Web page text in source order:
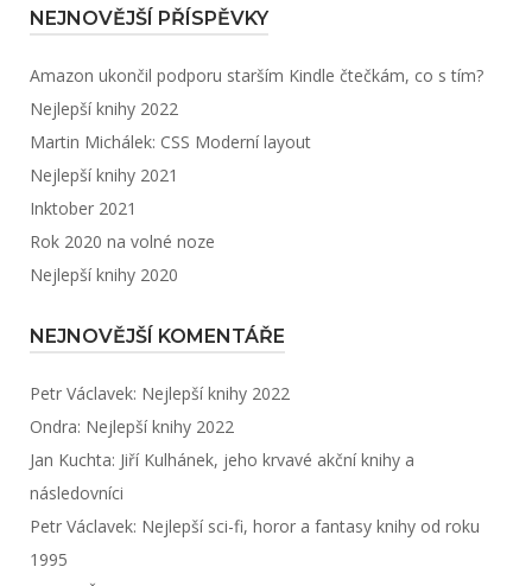
NEJNOVĚJŠÍ PŘÍSPĚVKY
Amazon ukončil podporu starším Kindle čtečkám, co s tím?
Nejlepší knihy 2022
Martin Michálek: CSS Moderní layout
Nejlepší knihy 2021
Inktober 2021
Rok 2020 na volné noze
Nejlepší knihy 2020
NEJNOVĚJŠÍ KOMENTÁŘE
Petr Václavek: Nejlepší knihy 2022
Ondra: Nejlepší knihy 2022
Jan Kuchta: Jiří Kulhánek, jeho krvavé akční knihy a
následovníci
Petr Václavek: Nejlepší sci-fi, horor a fantasy knihy od roku
1995